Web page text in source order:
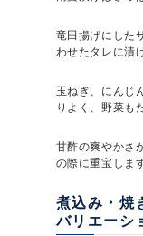
竜田揚げにした
わせたタレに漬
玉ねぎ、にんじ
りよく、野菜も
甘酢の爽やかさ
の際に重宝しま
煮込み・焼
バリエーシ